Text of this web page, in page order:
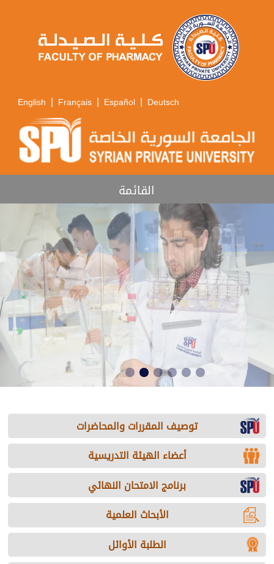
English | Français | Español | Deutsch
القائمة
توصيف المقررات والمحاضرات
أعضاء الهيئة التدريسية
برنامج الامتحان النهائي
الأبحاث العلمية
الطلبة الأوائل